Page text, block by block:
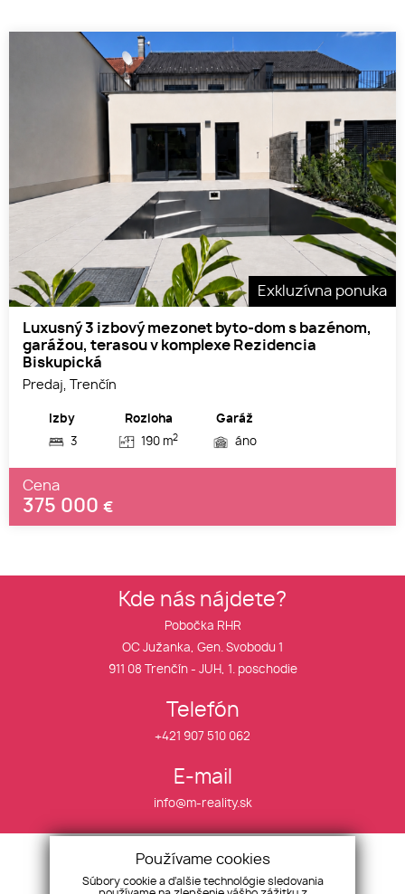
Exkluzívna ponuka
Luxusný 3 izbový mezonet byto-dom s bazénom,
garážou, terasou v komplexe Rezidencia
Biskupická
Predaj, Trenčín
Izby
3
Rozloha
190 m2
Garáž
áno
Cena
375 000 €
Kde nás nájdete?
Pobočka RHR
OC Južanka, Gen. Svobodu 1
911 08 Trenčín - JUH, 1. poschodie
Telefón
+421 907 510 062
E-mail
info@m-reality.sk
Financovanie
O nás
Cenník služieb
Rekl. poriadok
Používame cookies
Súbory cookie a ďalšie technológie sledovania